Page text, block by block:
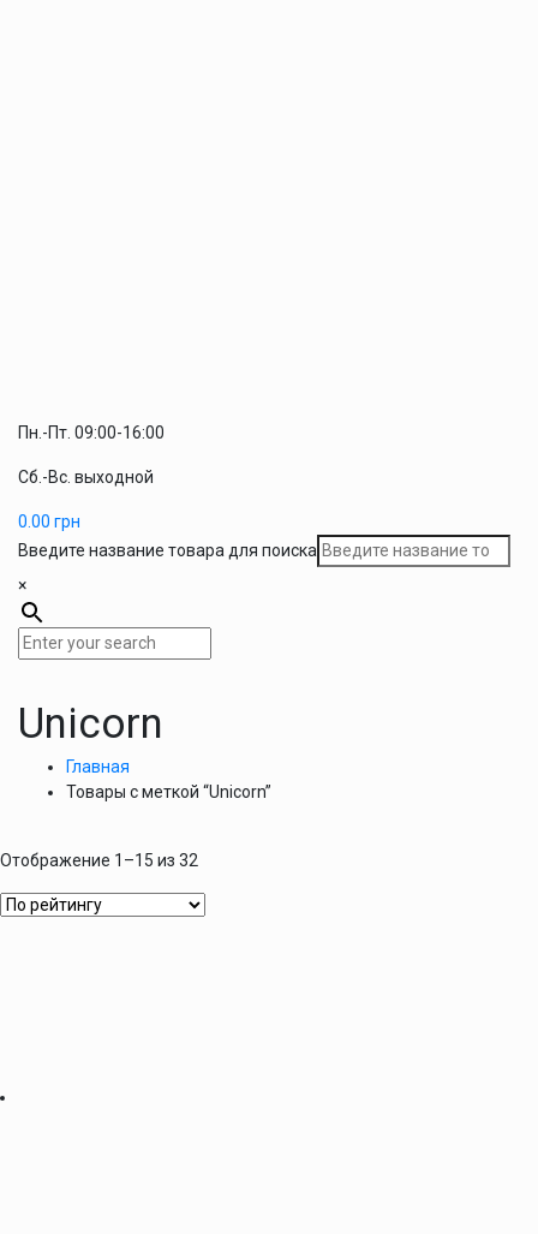
Пн.-Пт. 09:00-16:00
Сб.-Вс. выходной
0.00 грн
Введите название товара для поиска
×
Unicorn
Главная
Товары с меткой “Unicorn”
Отображение 1–15 из 32